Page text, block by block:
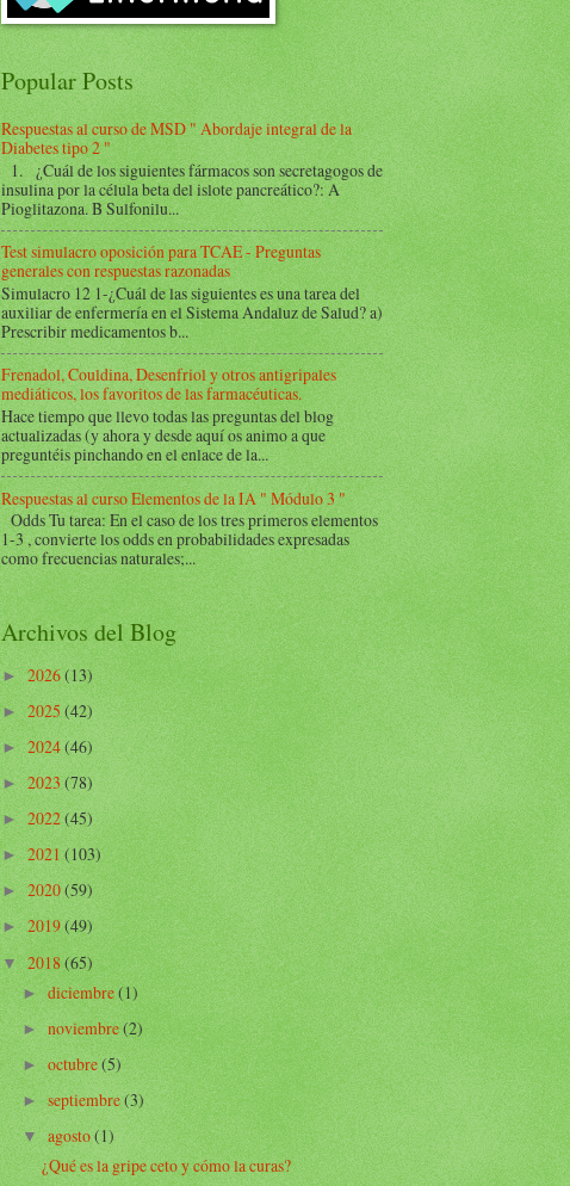
Popular Posts
Respuestas al curso de MSD " Abordaje integral de la
Diabetes tipo 2 "
1. ¿Cuál de los siguientes fármacos son secretagogos de
insulina por la célula beta del islote pancreático?: A
Pioglitazona. B Sulfonilu...
Test simulacro oposición para TCAE - Preguntas
generales con respuestas razonadas
Simulacro 12 1-¿Cuál de las siguientes es una tarea del
auxiliar de enfermería en el Sistema Andaluz de Salud? a)
Prescribir medicamentos b...
Frenadol, Couldina, Desenfriol y otros antigripales
mediáticos, los favoritos de las farmacéuticas.
Hace tiempo que llevo todas las preguntas del blog
actualizadas (y ahora y desde aquí os animo a que
preguntéis pinchando en el enlace de la...
Respuestas al curso Elementos de la IA " Módulo 3 "
Odds Tu tarea: En el caso de los tres primeros elementos
1-3 , convierte los odds en probabilidades expresadas
como frecuencias naturales;...
Archivos del Blog
►2026(13)
►2025(42)
►2024(46)
►2023(78)
►2022(45)
►2021(103)
►2020(59)
►2019(49)
▼2018(65)
►diciembre(1)
►noviembre(2)
►octubre(5)
►septiembre(3)
▼agosto(1)
¿Qué es la gripe ceto y cómo la curas?